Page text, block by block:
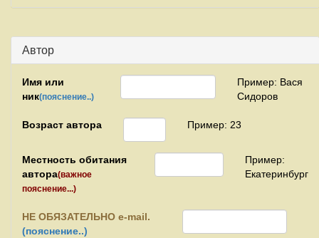
Автор
Имя или
ник(пояснение..)
Пример: Вася
Сидоров
Возраст автора Пример: 23
Местность обитания
автора(важное
пояснение...)
Пример:
Екатеринбург
НЕ ОБЯЗАТЕЛЬНО e-mail.
(пояснение..)